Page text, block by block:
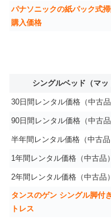
パナソニックの紙パック式
購入価格
シングルベッド（マ
30日間レンタル価格（中古品
90日間レンタル価格（中古品
半年間レンタル価格（中古品
1年間レンタル価格（中古品）
2年間レンタル価格（中古品）
タンスのゲン シングル脚付
トレス